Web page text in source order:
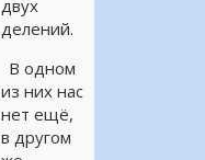
двух
делений.
В одном
из них нас
нет ещё,
в другом